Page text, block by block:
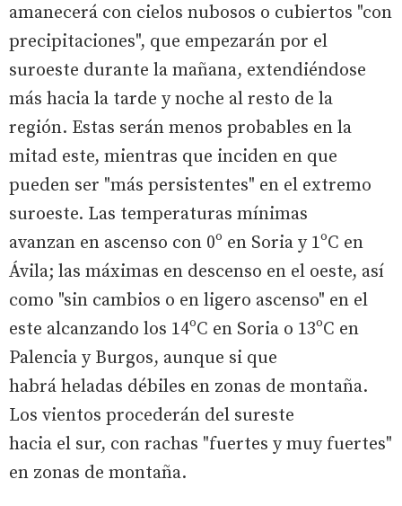
amanecerá con cielos nubosos o cubiertos "con
precipitaciones", que empezarán por el
suroeste durante la mañana, extendiéndose
más hacia la tarde y noche al resto de la
región. Estas serán menos probables en la
mitad este, mientras que inciden en que
pueden ser "más persistentes" en el extremo
suroeste. Las temperaturas mínimas
avanzan en ascenso con 0º en Soria y 1ºC en
Ávila; las máximas en descenso en el oeste, así
como "sin cambios o en ligero ascenso" en el
este alcanzando los 14ºC en Soria o 13ºC en
Palencia y Burgos, aunque si que
habrá heladas débiles en zonas de montaña.
Los vientos procederán del sureste
hacia el sur, con rachas "fuertes y muy fuertes"
en zonas de montaña.